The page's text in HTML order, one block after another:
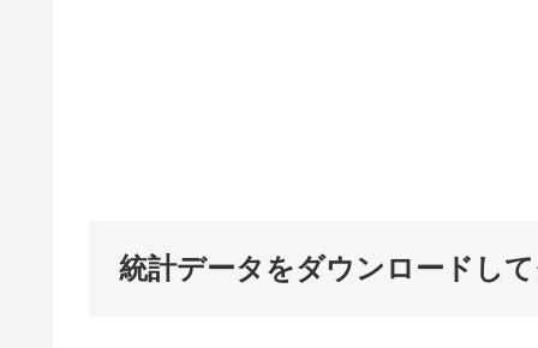
統計データをダウンロードし